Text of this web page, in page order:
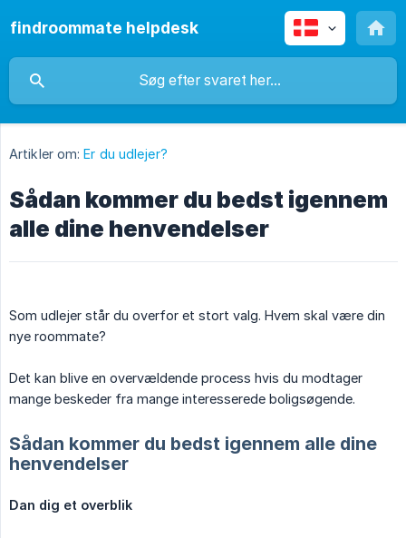
findroommate helpdesk
Artikler om: Er du udlejer?
Sådan kommer du bedst igennem
alle dine henvendelser
Som udlejer står du overfor et stort valg. Hvem skal være din
nye roommate?
Det kan blive en overvældende process hvis du modtager
mange beskeder fra mange interesserede boligsøgende.
Sådan kommer du bedst igennem alle dine
henvendelser
Dan dig et overblik